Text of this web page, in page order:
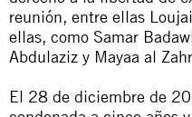
reunión, entre ellas
ellas, como Samar
Abdulaziz y Mayaa al
El 28 de diciembre de